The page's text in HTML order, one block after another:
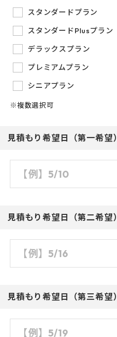
スタンダードプラン
スタンダードPlusプラン
デラックスプラン
プレミアムプラン
シニアプラン
※複数選択可
見積もり希望日（第一希望）
見積もり希望日（第二希望）
見積もり希望日（第三希望）